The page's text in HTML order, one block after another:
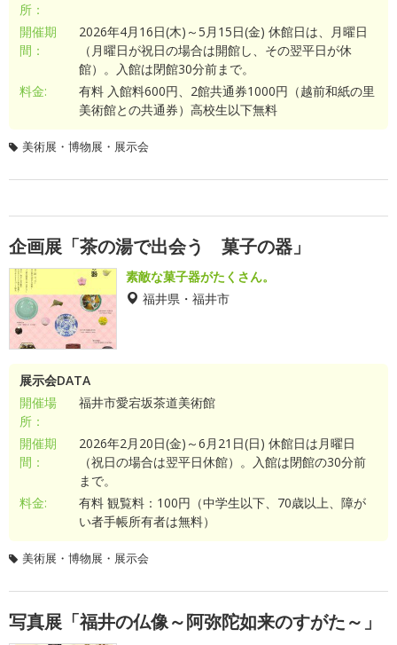
所：
開催期
間：
2026年4月16日(木)～5月15日(金) 休館日は、月曜日
（月曜日が祝日の場合は開館し、その翌平日が休
館）。入館は閉館30分前まで。
料金:
有料 入館料600円、2館共通券1000円（越前和紙の里
美術館との共通券）高校生以下無料
美術展・博物展・展示会
企画展「茶の湯で出会う 菓子の器」
素敵な菓子器がたくさん。
福井県・福井市
展示会DATA
開催場
所：
福井市愛宕坂茶道美術館
開催期
間：
2026年2月20日(金)～6月21日(日) 休館日は月曜日
（祝日の場合は翌平日休館）。入館は閉館の30分前
まで。
料金:
有料 観覧料：100円（中学生以下、70歳以上、障が
い者手帳所有者は無料）
美術展・博物展・展示会
写真展「福井の仏像～阿弥陀如来のすがた～」